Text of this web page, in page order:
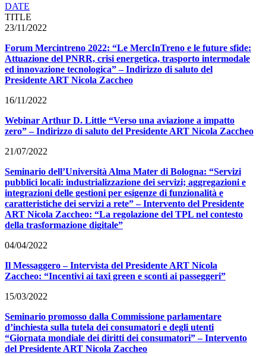
DATE
TITLE
23/11/2022
Forum Mercintreno 2022: “Le MercInTreno e le future sfide:
Attuazione del PNRR, crisi energetica, trasporto intermodale
ed innovazione tecnologica” – Indirizzo di saluto del
Presidente ART Nicola Zaccheo
16/11/2022
Webinar Arthur D. Little “Verso una aviazione a impatto
zero” – Indirizzo di saluto del Presidente ART Nicola Zaccheo
21/07/2022
Seminario dell’Università Alma Mater di Bologna: “Servizi
pubblici locali: industrializzazione dei servizi; aggregazioni e
integrazioni delle gestioni per esigenze di funzionalità e
caratteristiche dei servizi a rete” – Intervento del Presidente
ART Nicola Zaccheo: “La regolazione del TPL nel contesto
della trasformazione digitale”
04/04/2022
Il Messaggero – Intervista del Presidente ART Nicola
Zaccheo: “Incentivi ai taxi green e sconti ai passeggeri”
15/03/2022
Seminario promosso dalla Commissione parlamentare
d’inchiesta sulla tutela dei consumatori e degli utenti
“Giornata mondiale dei diritti dei consumatori” – Intervento
del Presidente ART Nicola Zaccheo